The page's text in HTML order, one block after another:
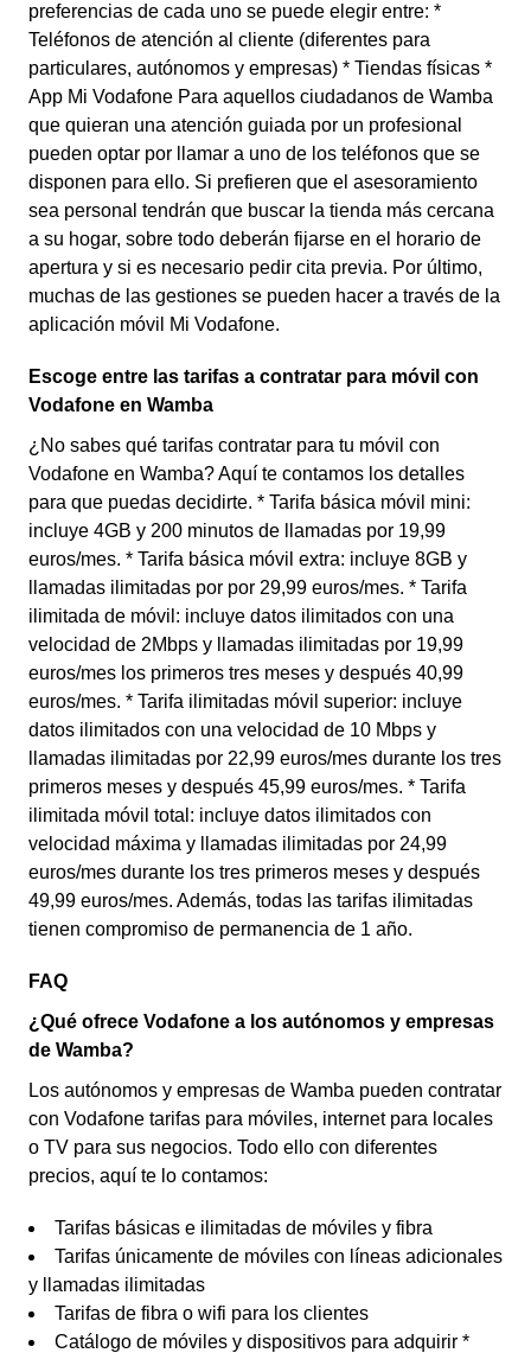
preferencias de cada uno se puede elegir entre: *
Teléfonos de atención al cliente (diferentes para
particulares, autónomos y empresas) * Tiendas físicas *
App Mi Vodafone Para aquellos ciudadanos de Wamba
que quieran una atención guiada por un profesional
pueden optar por llamar a uno de los teléfonos que se
disponen para ello. Si prefieren que el asesoramiento
sea personal tendrán que buscar la tienda más cercana
a su hogar, sobre todo deberán fijarse en el horario de
apertura y si es necesario pedir cita previa. Por último,
muchas de las gestiones se pueden hacer a través de la
aplicación móvil Mi Vodafone.
Escoge entre las tarifas a contratar para móvil con
Vodafone en Wamba
¿No sabes qué tarifas contratar para tu móvil con
Vodafone en Wamba? Aquí te contamos los detalles
para que puedas decidirte. * Tarifa básica móvil mini:
incluye 4GB y 200 minutos de llamadas por 19,99
euros/mes. * Tarifa básica móvil extra: incluye 8GB y
llamadas ilimitadas por por 29,99 euros/mes. * Tarifa
ilimitada de móvil: incluye datos ilimitados con una
velocidad de 2Mbps y llamadas ilimitadas por 19,99
euros/mes los primeros tres meses y después 40,99
euros/mes. * Tarifa ilimitadas móvil superior: incluye
datos ilimitados con una velocidad de 10 Mbps y
llamadas ilimitadas por 22,99 euros/mes durante los tres
primeros meses y después 45,99 euros/mes. * Tarifa
ilimitada móvil total: incluye datos ilimitados con
velocidad máxima y llamadas ilimitadas por 24,99
euros/mes durante los tres primeros meses y después
49,99 euros/mes. Además, todas las tarifas ilimitadas
tienen compromiso de permanencia de 1 año.
FAQ
¿Qué ofrece Vodafone a los autónomos y empresas
de Wamba?
Los autónomos y empresas de Wamba pueden contratar
con Vodafone tarifas para móviles, internet para locales
o TV para sus negocios. Todo ello con diferentes
precios, aquí te lo contamos:
Tarifas básicas e ilimitadas de móviles y fibra
Tarifas únicamente de móviles con líneas adicionales
y llamadas ilimitadas
Tarifas de fibra o wifi para los clientes
Catálogo de móviles y dispositivos para adquirir *